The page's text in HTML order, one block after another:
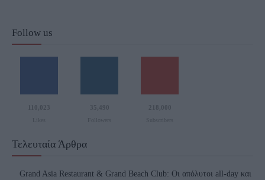
Follow us
110,023 35,490 218,000
Τελευταία Άρθρα
Grand Asia Restaurant & Grand Beach Club: Οι απόλυτοι all-day και